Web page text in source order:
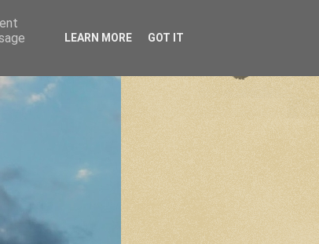
LEARN MORE GOT IT